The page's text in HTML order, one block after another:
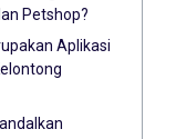
Petshop?
Aplikasi